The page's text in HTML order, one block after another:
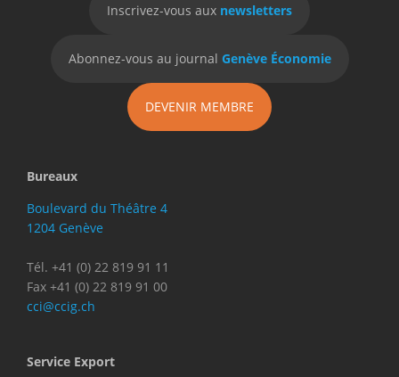
Inscrivez-vous aux newsletters
Abonnez-vous au journal Genève Économie
DEVENIR MEMBRE
Bureaux
Boulevard du Théâtre 4
1204 Genève
Tél. +41 (0) 22 819 91 11
Fax +41 (0) 22 819 91 00
cci@ccig.ch
Service Export